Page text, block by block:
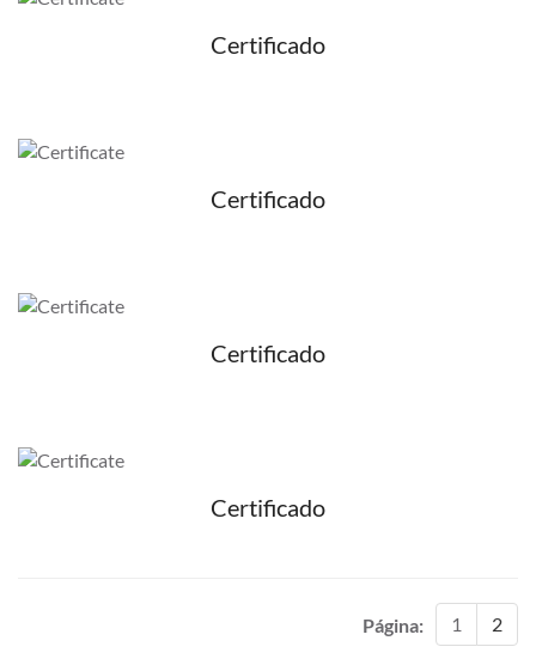
Certificado
Certificado
Certificado
Certificado
1 2
Página: